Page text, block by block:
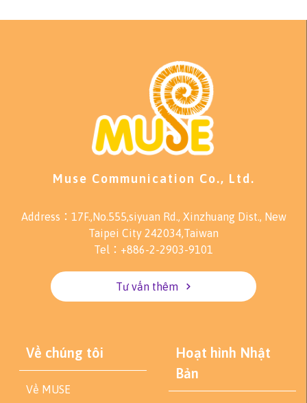
Muse Communication Co., Ltd.
Address：17F.,No.555,siyuan Rd., Xinzhuang Dist., New
Taipei City 242034,Taiwan
Tel：+886-2-2903-9101
Tư vấn thêm
Về chúng tôi
Về MUSE
Hoạt hình Nhật
Bản